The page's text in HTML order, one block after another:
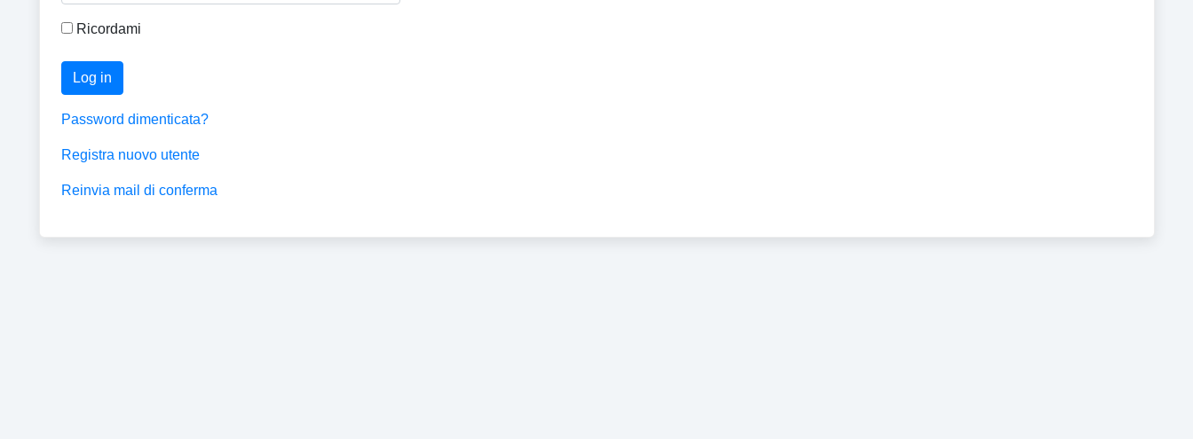
Ricordami
Log in
Password dimenticata?
Registra nuovo utente
Reinvia mail di conferma